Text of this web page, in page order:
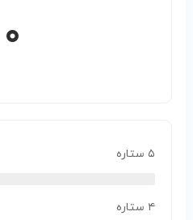
۰
۵ ستاره
۴ ستاره